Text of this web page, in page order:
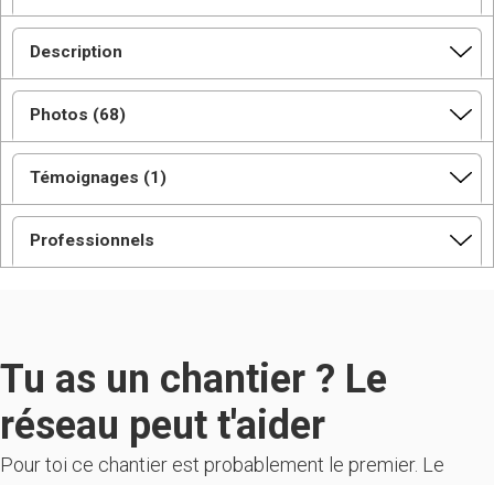
Description
Photos (68)
Témoignages (1)
Professionnels
Tu as un chantier ? Le
réseau peut t'aider
Pour toi ce chantier est probablement le premier. Le